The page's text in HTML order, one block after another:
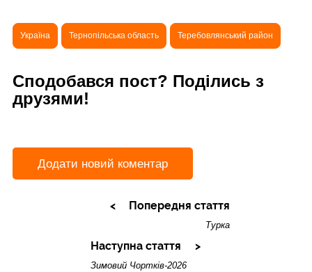
Україна Тернопільська область Теребовлянський район
Сподобався пост? Поділись з
друзями!
Додати новий коментар
Попередня стаття
Турка
Наступна стаття
Зимовий Чортків-2026